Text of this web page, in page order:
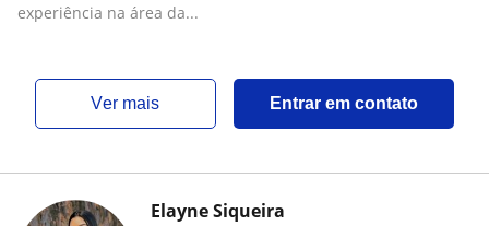
experiência na área da...
ver mais Entrar em contato
Elayne Siqueira